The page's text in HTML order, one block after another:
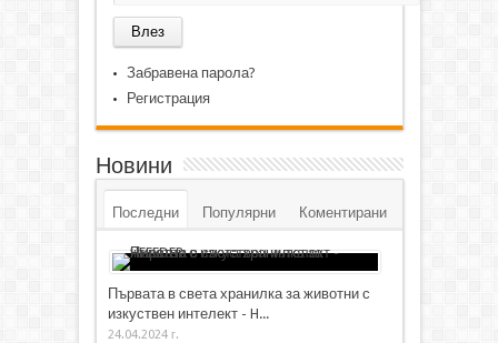
Забравена парола?
Регистрация
Новини
Последни Популярни Коментирани
Първата в света хранилка за животни с
изкуствен интелект - H...
24.04.2024 г.